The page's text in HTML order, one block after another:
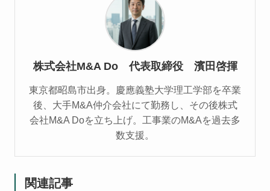
株式会社M&A Do 代表取締役 濱田啓揮
東京都昭島市出身。慶應義塾大学理工学部を卒業
後、大手M&A仲介会社にて勤務し、その後株式
会社M&A Doを立ち上げ。工事業のM&Aを過去多
数支援。
関連記事